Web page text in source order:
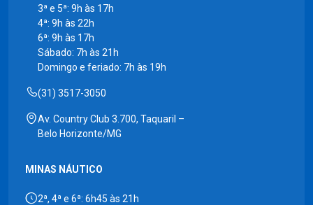
3ª e 5ª: 9h às 17h
4ª: 9h às 22h
6ª: 9h às 17h
Sábado: 7h às 21h
Domingo e feriado: 7h às 19h
(31) 3517-3050
Av. Country Club 3.700, Taquaril –
Belo Horizonte/MG
MINAS NÁUTICO
2ª, 4ª e 6ª: 6h45 às 21h